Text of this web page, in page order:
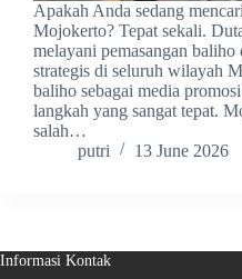
Apakah Anda sedang
Mojokerto? Tepat sekali.
melayani pemasangan
strategis di seluruh wilayah
baliho sebagai media
langkah yang sangat tepat.
salah…
putri
13 June 2026
Informasi Kontak